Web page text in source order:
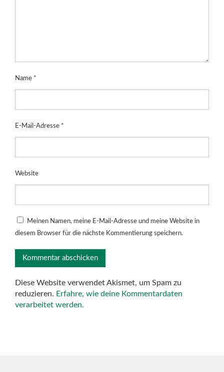
Name *
E-Mail-Adresse *
Website
Meinen Namen, meine E-Mail-Adresse und meine Website in
diesem Browser für die nächste Kommentierung speichern.
Diese Website verwendet Akismet, um Spam zu
reduzieren. Erfahre, wie deine Kommentardaten
verarbeitet werden.